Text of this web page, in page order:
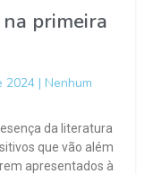
primeira
2024
Nenhum
da literatura
que vão além
apresentados à